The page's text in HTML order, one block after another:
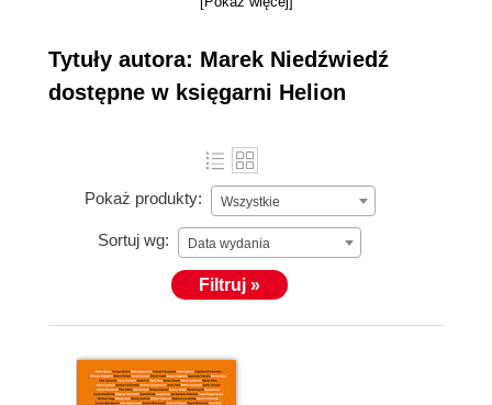
przedsiębiorcom wejść na giełdę. Więcej:
Tytuły autora: Marek Niedźwiedź
dostępne w księgarni Helion
Pokaż produkty: Wszystkie
Sortuj wg: Data wydania
Filtruj »